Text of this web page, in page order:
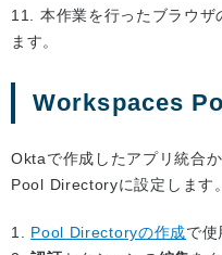
11. 本作業を行ったブラウザ
ます。
Workspaces
Oktaで作成したアプリ統合
Pool Directoryに設定します。
1. Pool Directoryの作成で使